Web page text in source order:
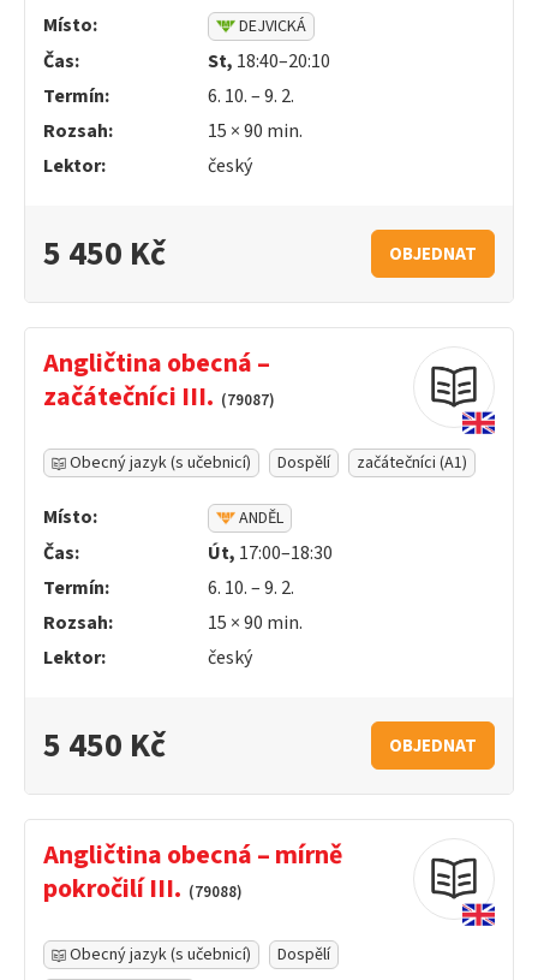
Místo: DEJVICKÁ
Čas: St, 18:40–20:10
Termín:
6. 10. – 9. 2.
Rozsah:
15 ×90 min.
Lektor:
český
5 450 Kč OBJEDNAT
Angličtina obecná –
začátečníci III. (79087)
Obecný jazyk (s učebnicí) Dospělí začátečníci (A1)
Místo: ANDĚL
Čas: Út, 17:00–18:30
Termín:
6. 10. – 9. 2.
Rozsah:
15 ×90 min.
Lektor:
český
5 450 Kč OBJEDNAT
Angličtina obecná – mírně
pokročilí III. (79088)
Obecný jazyk (s učebnicí)
Dospělí